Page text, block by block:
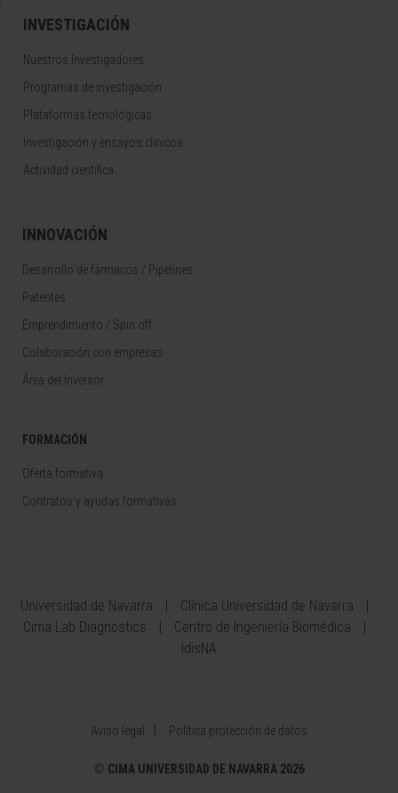
INVESTIGACIÓN
Nuestros Investigadores
Programas de investigación
Plataformas tecnológicas
Investigación y ensayos clínicos
Actividad científica
INNOVACIÓN
Desarrollo de fármacos / Pipelines
Patentes
Emprendimiento / Spin off
Colaboración con empresas
Área del Inversor
FORMACIÓN
Oferta formativa
Contratos y ayudas formativas
Universidad de Navarra
Clínica Universidad de Navarra
Cima Lab Diagnostics
Centro de Ingeniería Biomédica
IdisNA
Aviso legal Política protección de datos
© CIMA UNIVERSIDAD DE NAVARRA 2026